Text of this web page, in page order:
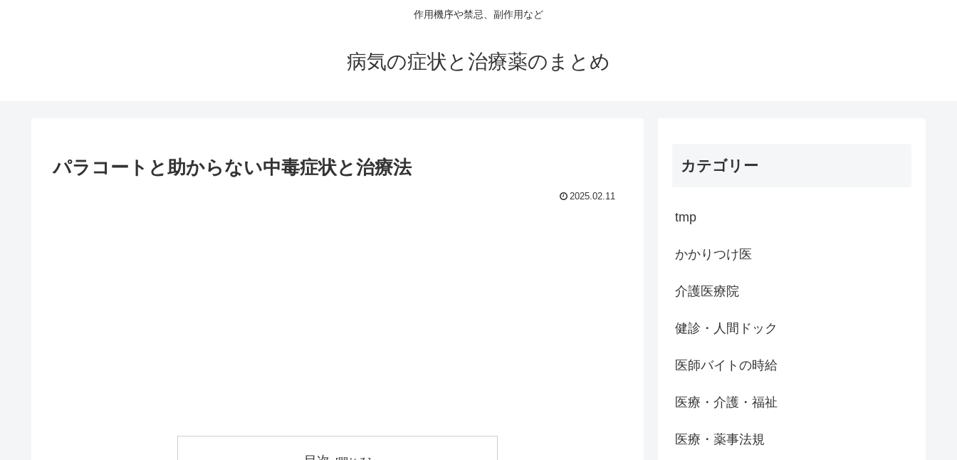
作用機序や禁忌、副作用など
病気の症状と治療薬のまとめ
パラコートと助からない中毒症状と治療法
2025.02.11
カテゴリー
tmp
かかりつけ医
介護医療院
健診・人間ドック
医師バイトの時給
医療・介護・福祉
医療・薬事法規